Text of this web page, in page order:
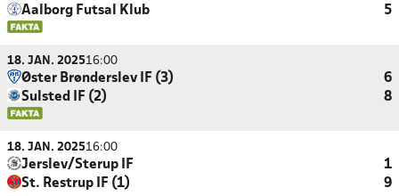
Aalborg Futsal Klub
5
18. JAN. 202516:00
Øster Brønderslev IF (3)
6
Sulsted IF (2)
8
18. JAN. 202516:00
Jerslev/Sterup IF
1
St. Restrup IF (1)
9